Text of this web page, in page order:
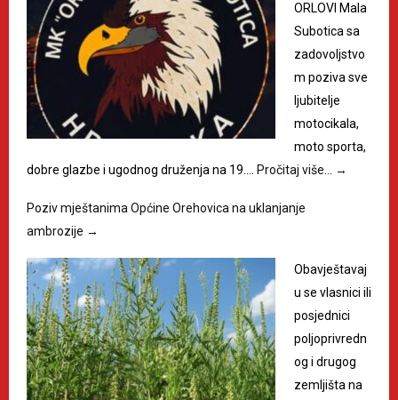
ORLOVI Mala
Subotica sa
zadovoljstvo
m poziva sve
ljubitelje
motocikala,
moto sporta,
dobre glazbe i ugodnog druženja na 19.… Pročitaj više… →
Poziv mještanima Općine Orehovica na uklanjanje
ambrozije →
Obavještavaj
u se vlasnici ili
posjednici
poljoprivredn
og i drugog
zemljišta na